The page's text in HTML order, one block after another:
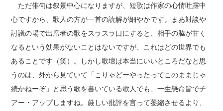
ただ俳句は叙景中心になりますが、短歌は作家の心情吐露中
心ですから、歌人の方が一首の読解が細やかです。まあ対談や
討議の場で出席者の歌をスラスラ口にすると、相手の脇が甘く
なるという効果がないことはないですが、これはどの世界でも
あることです（笑）。しかし歌壇は本当にいいところだなと思
うのは、外から見ていて「こりゃどーやったってこのままじゃ
続かねーぞ」と思う歌を書いている歌人でも、一生懸命皆でチ
アー・アップしますね。厳しい批評を言って萎縮させるより、